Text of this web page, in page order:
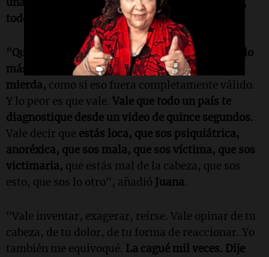
todos me conocen."
"Quieren agarrar algo tuyo, lo más vulnerable, lo
más torpe, lo más humano, y convertirlo en
mierda, como si eso fuera completamente válido.
Y lo peor es que vale. Vale que todo un país te
diagnostique desde un video de quince segundos.
Vale decir que estás loca, que sos psiquiátrica,
anoréxica, que sos mala, que sos víctima, que sos
victimaria, que estás mal de la cabeza, que sos
esto, que sos lo otro", añadió Juana.
"Vale inventar, exagerar, reírse. Vale opinar de tu
cabeza, de tu dolor, de tu forma de reaccionar. Yo
también me equivoqué. La cagué mil veces. Dije